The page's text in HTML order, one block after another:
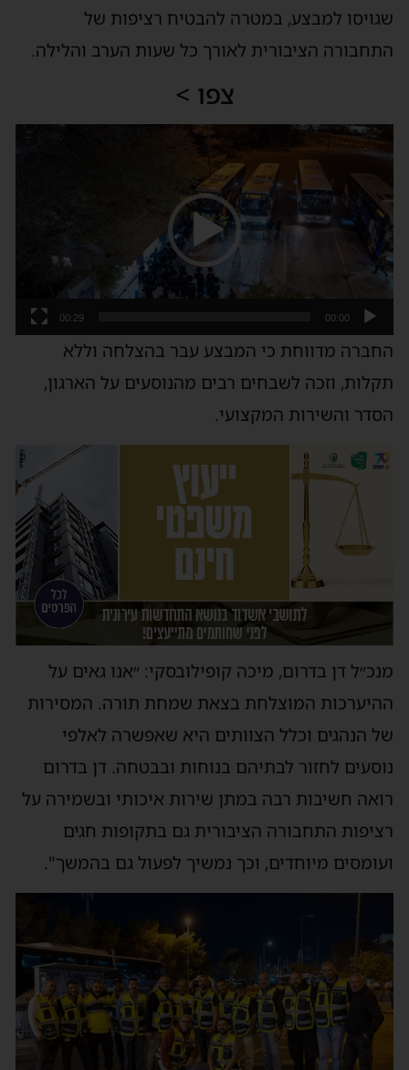
שגויסו למבצע, במטרה להבטיח רציפות של
התחבורה הציבורית לאורך כל שעות הערב והלילה.
צפו >
נגן
00:00
00:29
החברה מדווחת כי המבצע עבר בהצלחה וללא
תקלות, וזכה לשבחים רבים מהנוסעים על הארגון,
הסדר והשירות המקצועי.
מנכ״ל דן בדרום, מיכה קופילובסקי: ״אנו גאים על
ההיערכות המוצלחת בצאת שמחת תורה. המסירות
של הנהגים וכלל הצוותים היא שאפשרה לאלפי
נוסעים לחזור לבתיהם בנוחות ובבטחה. דן בדרום
רואה חשיבות רבה במתן שירות איכותי ובשמירה על
רציפות התחבורה הציבורית גם בתקופות חגים
ועומסים מיוחדים, וכך נמשיך לפעול גם בהמשך".